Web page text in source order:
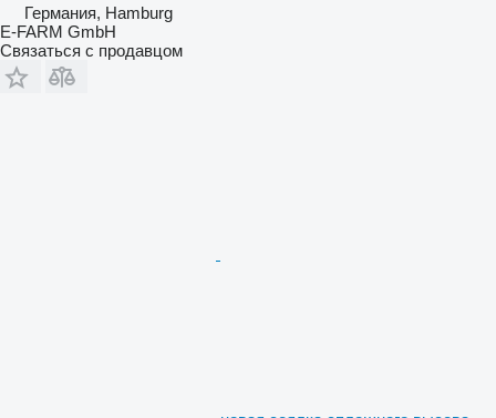
Германия, Hamburg
E-FARM GmbH
Связаться с продавцом